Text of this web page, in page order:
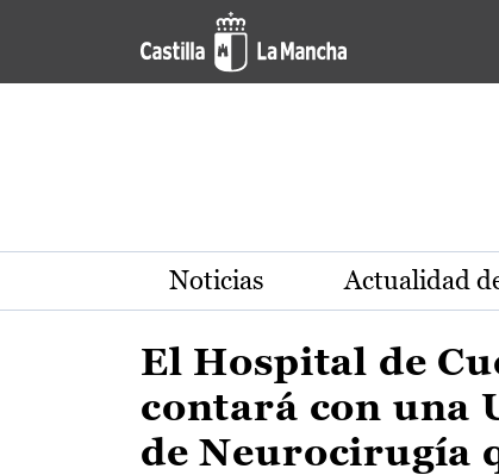
Pasar al contenido principal
Actualidad de la región
Noticias Actualidad
El Hospital de
contará con una
de Neurocirugía